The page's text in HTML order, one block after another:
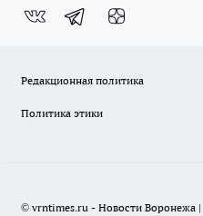
Редакционная политика
Политика этики
© vrntimes.ru - Новости Воронежа